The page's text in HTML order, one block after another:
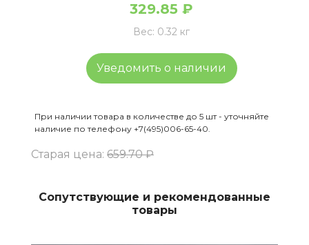
329.85 ₽
Вес: 0.32 кг
Уведомить о наличии
При наличии товара в количестве до 5 шт - уточняйте
наличие по телефону +7(495)006-65-40.
Старая цена: 659.70 ₽
Сопутствующие и рекомендованные
товары